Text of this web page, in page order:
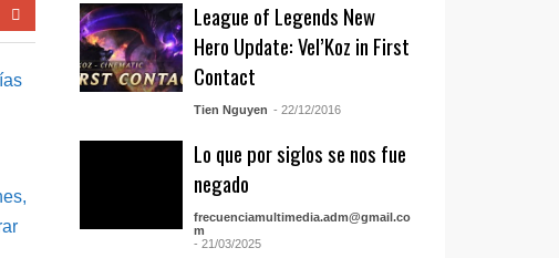
League of Legends New
Hero Update: Vel’Koz in First
Contact
Tien Nguyen - 22/12/2016
Lo que por siglos se nos fue
negado
frecuenciamultimedia.adm@gmail.co
m
- 21/03/2025